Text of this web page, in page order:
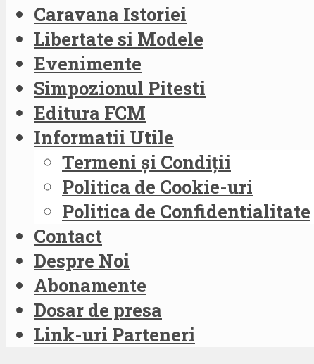
Caravana Istoriei
Libertate si Modele
Evenimente
Simpozionul Pitesti
Editura FCM
Informatii Utile
Termeni și Condiții
Politica de Cookie-uri
Politica de Confidentialitate
Contact
Despre Noi
Abonamente
Dosar de presa
Link-uri Parteneri